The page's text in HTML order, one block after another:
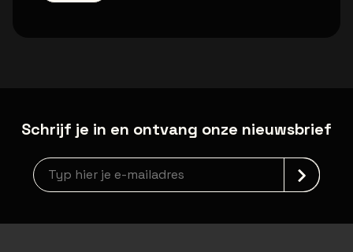
Schrijf je in en ontvang onze nieuwsbrief
Nieuwsbrief aanmelding